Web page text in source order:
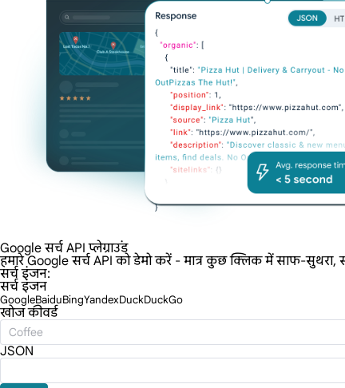
Google सर्च API प्लेग्राउंड
हमारे Google सर्च API को डेमो करें - मात्र कुछ क्लिक में साफ-सुथरा,
सर्च इंजन:
सर्च इंजन
GoogleBaiduBingYandexDuckDuckGo
खोज कीवर्ड
JSON